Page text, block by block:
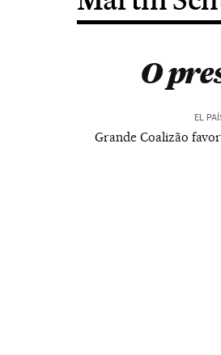
O
EL
Grande Coalizão